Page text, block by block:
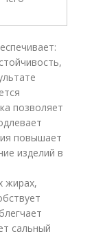
позволяет
повышает
изделий в
жирах,
сальный